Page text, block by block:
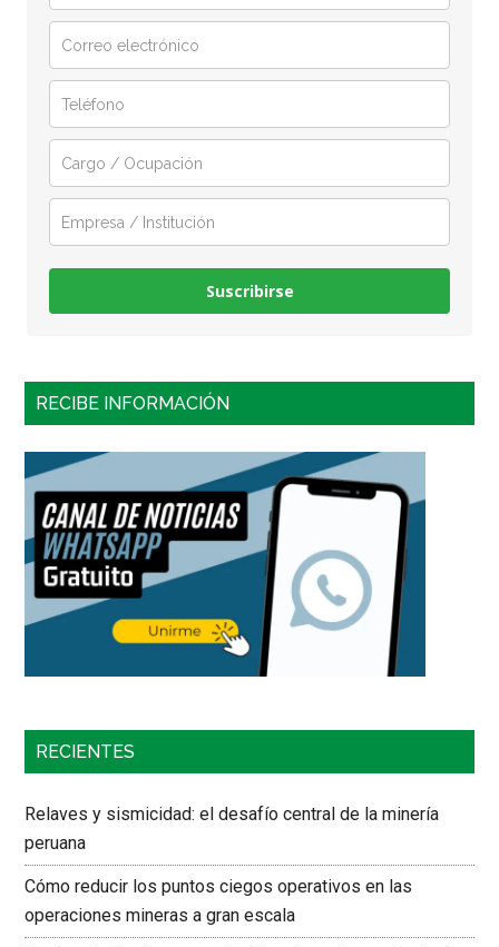
Suscribirse
RECIBE INFORMACIÓN
RECIENTES
Relaves y sismicidad: el desafío central de la minería
peruana
Cómo reducir los puntos ciegos operativos en las
operaciones mineras a gran escala